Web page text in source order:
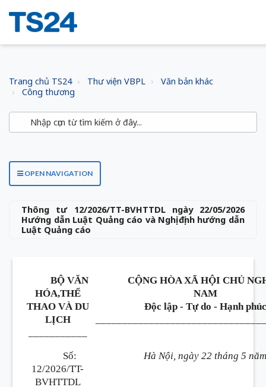
Trang chủ TS24 Thư viện VBPL
Văn bản khác
Công thương
OPEN NAVIGATION
Thông tư 12/2026/TT-BVHTTDL ngày 22/05/2026
Hướng dẫn Luật Quảng cáo và Nghị định hướng dẫn
Luật Quảng cáo
BỘ VĂN
HÓA,THỂ
THAO VÀ DU
LỊCH
CỘNG HÒA XÃ HỘI CHỦ
NAM
Độc lập - Tự do - Hạnh phúc
Số:
12/2026/TT-
BVHTTDL
Hà Nội, ngày 22 tháng 5